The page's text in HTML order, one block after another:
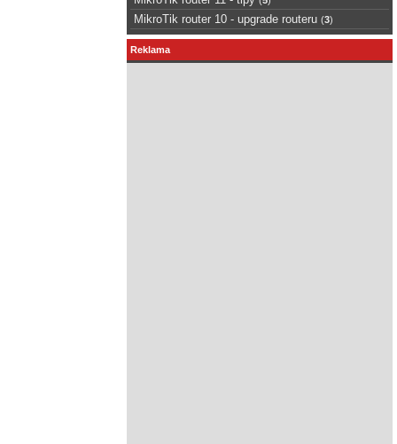
MikroTik router 10 - upgrade routeru (3)
Reklama